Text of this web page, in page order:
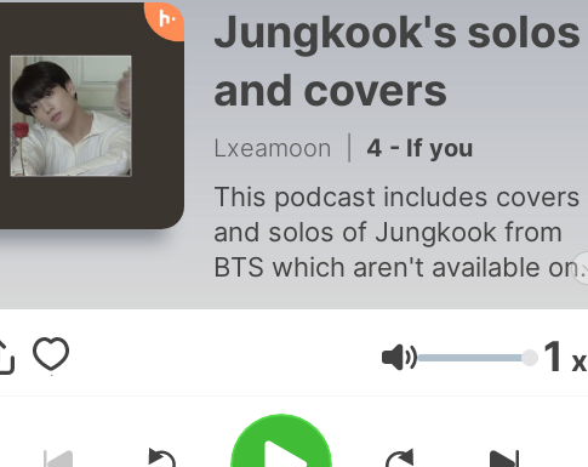
Jungkook's solos
and covers
Lxeamoon 4 - If you
This podcast includes covers
and solos of Jungkook from
BTS which aren't available on
spotify.
Ένταση 1 x